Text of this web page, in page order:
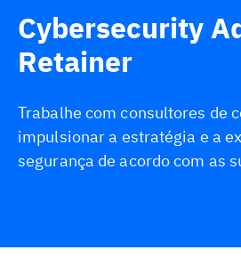
Cybersecurity
Retainer
Trabalhe com consultores de
impulsionar a estratégia e a
segurança de acordo com as